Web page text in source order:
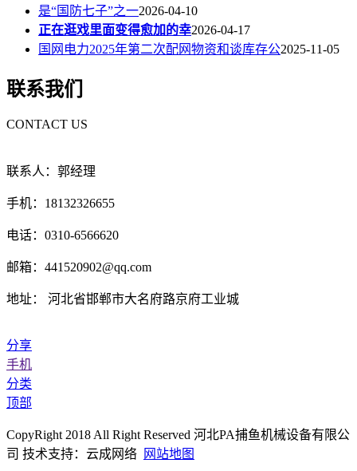
是“国防七子”之一2026-04-10
正在逛戏里面变得愈加的幸2026-04-17
国网电力2025年第二次配网物资和谈库存公2025-11-05
联系我们
CONTACT US
联系人：郭经理
手机：18132326655
电话：0310-6566620
邮箱：441520902@qq.com
地址： 河北省邯郸市大名府路京府工业城
分享
手机
分类
顶部
CopyRight 2018 All Right Reserved 河北PA捕鱼机械设备有限公
司 技术支持：云成网络
网站地图